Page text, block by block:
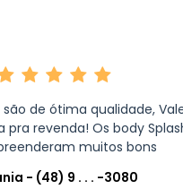
de ótima qualidade,
pra revenda! Os body
muitos bons
- (48) 9 . . . -3080